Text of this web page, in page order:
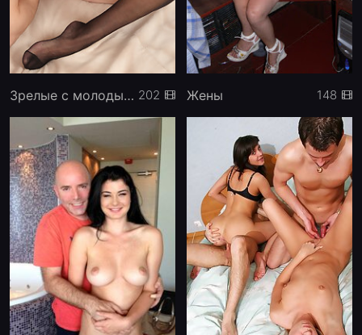
Зрелые с молодыми 202 Жены 148